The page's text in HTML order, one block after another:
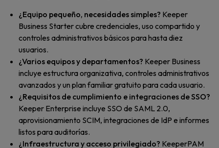
¿Equipo pequeño, necesidades simples? Keeper
Business Starter cubre credenciales, uso compartido y
controles administrativos básicos para hasta diez
usuarios.
¿Varios equipos y departamentos? Keeper Business
incluye estructura organizativa, controles administrativos
avanzados y un plan familiar gratuito para cada usuario.
¿Requisitos de cumplimiento e integraciones de SSO?
Keeper Enterprise incluye SSO de SAML 2.0,
aprovisionamiento SCIM, integraciones de IdP e informes
listos para auditorías.
¿Infraestructura y acceso privilegiado? KeeperPAM